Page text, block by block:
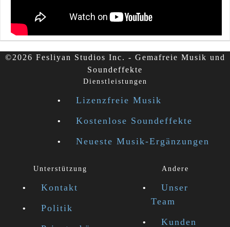
©2026 Fesliyan Studios Inc. - Gemafreie Musik und
Soundeffekte
Dienstleistungen
Lizenzfreie Musik
Kostenlose Soundeffekte
Neueste Musik-Ergänzungen
Unterstützung
Kontakt
Politik
Andere
Unser
Team
Kunden